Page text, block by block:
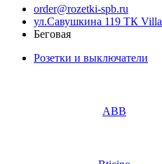
order@rozetki-spb.ru
ул.Савушкина 119 ТК Villa
Беговая
Розетки и выключатели
ABB